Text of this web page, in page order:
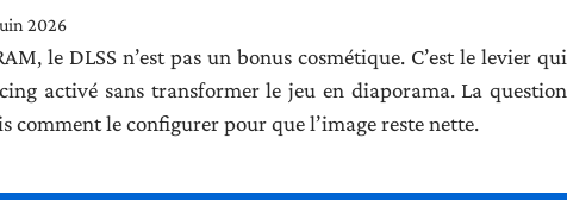
2026
le DLSS n’est pas un bonus cosmétique. C’est le levier qui
activé sans transformer le jeu en diaporama. La question
comment le configurer pour que l’image reste nette.